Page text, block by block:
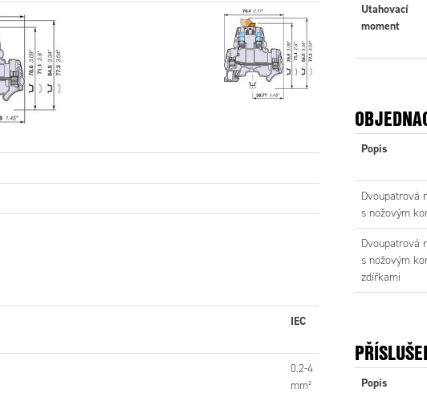
IEC
0.2-4
mm²
Utahovací
moment
Popis
Dvoupatrová
s nožovým
Dvoupatrová
s nožovým
zdířkami
Popis